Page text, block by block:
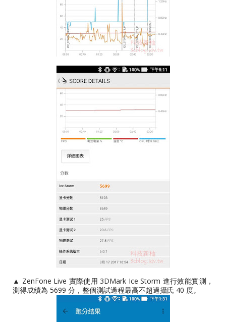
▲ ZenFone Live 實際使用 3DMark Ice Storm 進行效能實測，
測得成績為 5699 分，整個測試過程最高不超過攝氏 40 度。